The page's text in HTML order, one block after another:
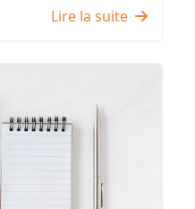
Lire la suite